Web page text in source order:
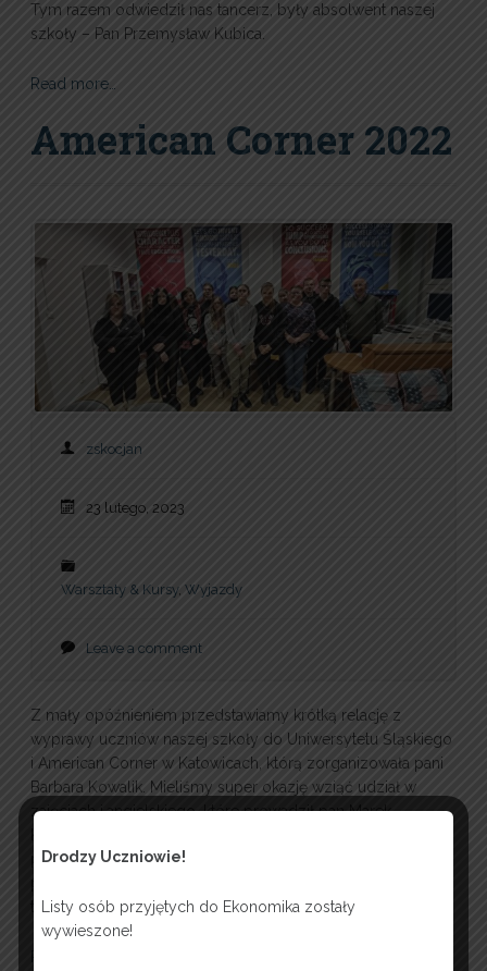
Tym razem odwiedził nas tancerz, były absolwent naszej
szkoły – Pan Przemysław Kubica.
Read more…
American Corner 2022
zskocjan
23 lutego, 2023
Warsztaty & Kursy, Wyjazdy
Leave a comment
Z mały opóźnieniem przedstawiamy krótką relację z
wyprawy uczniów naszej szkoły do Uniwersytetu Śląskiego
i American Corner w Katowicach, którą zorganizowała pani
Barbara Kowalik. Mieliśmy super okazję wziąć udział w
zajęciach j.angielskiego, które prowadził pan Marek
prowadzeniu biznesu. Pan Marek Konieczniak jest
technologii zarówno w biznesie jak i w oświacie.
Drodzy Uczniowie!
Listy osób przyjętych do Ekonomika zostały
wywieszone!